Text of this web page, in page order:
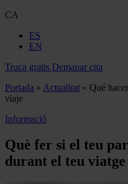
CA
ES
EN
Truca gratis Demanar cita
Portada » Actualitat » Qué
viaje
Informació
Què fer si el teu
durant el teu viatge